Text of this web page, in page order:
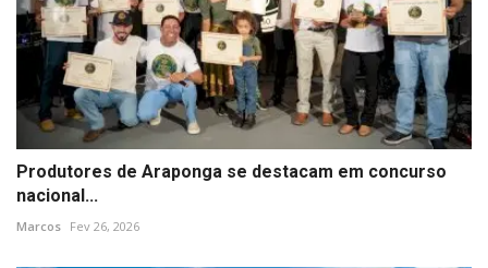
Produtores de Araponga se destacam em concurso
nacional...
Marcos Fev 26, 2026